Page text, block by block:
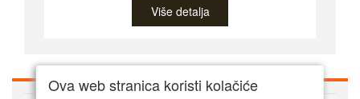
Više detalja
Ova web stranica koristi kolačiće